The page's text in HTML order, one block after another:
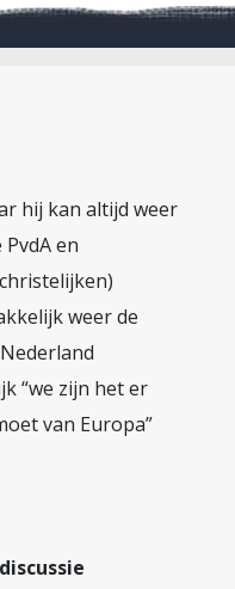
hij kan altijd weer
en
weer de
“we zijn het er
van Europa”